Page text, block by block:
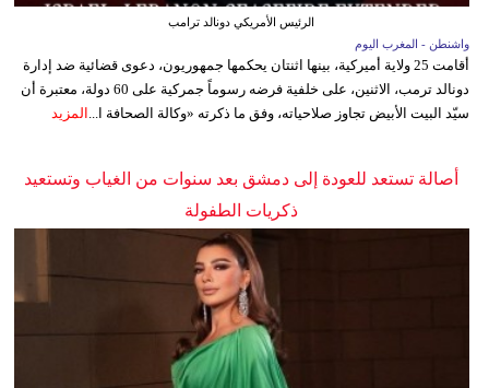
الرئيس الأمريكي دونالد ترامب
واشنطن - المغرب اليوم
أقامت 25 ولاية أميركية، بينها اثنتان يحكمها جمهوريون، دعوى قضائية ضد إدارة
دونالد ترمب، الاثنين، على خلفية فرضه رسوماً جمركية على 60 دولة، معتبرة أن
سيّد البيت الأبيض تجاوز صلاحياته، وفق ما ذكرته «وكالة الصحافة ا...
المزيد
أصالة تستعد للعودة إلى دمشق بعد سنوات من الغياب وتستعيد
ذكريات الطفولة